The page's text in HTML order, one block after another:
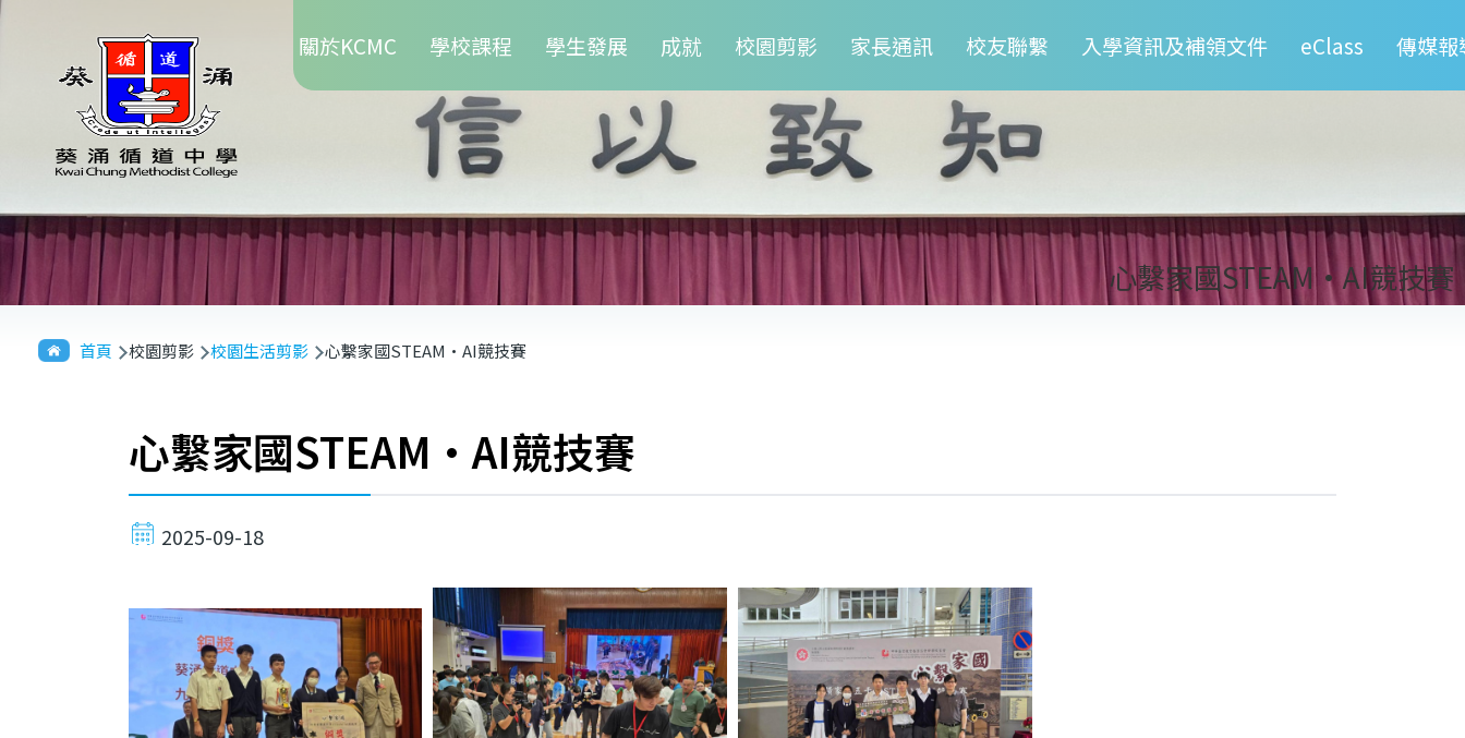
navigation
關於KCMC 學校課程 學生發展 成就 校園剪影 家長通訊 校友聯繫 入學資訊及補領文件 eClass 傳媒報
心繫家國STEAM·AI競技賽
導
航 首頁 校園剪影 校園生活剪影 心繫家國STEAM·AI競技賽
心繫家國STEAM·AI競技賽
2025-09-18